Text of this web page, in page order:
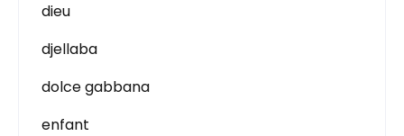
dieu
djellaba
dolce gabbana
enfant